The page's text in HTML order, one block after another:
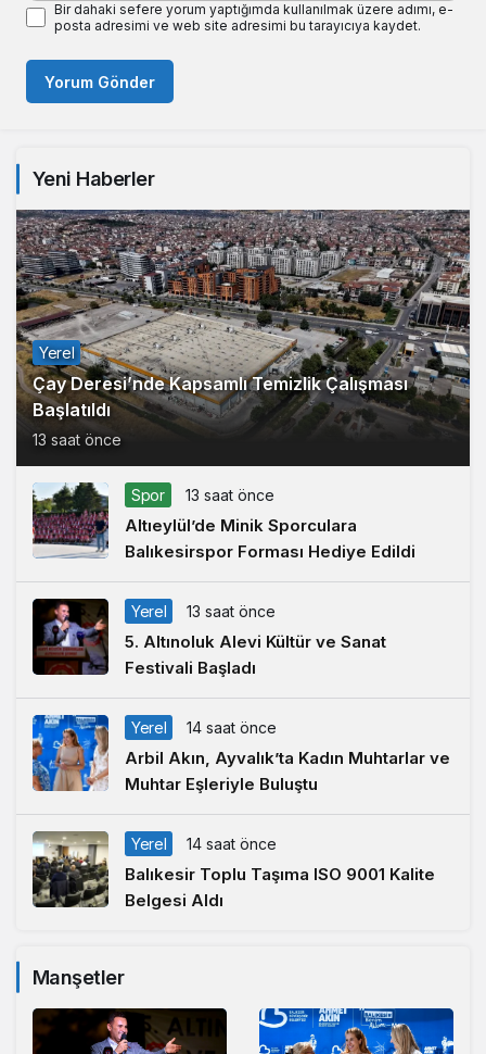
Bir dahaki sefere yorum yaptığımda kullanılmak üzere adımı, e-
posta adresimi ve web site adresimi bu tarayıcıya kaydet.
Yorum Gönder
Yeni Haberler
Yerel
Çay Deresi’nde Kapsamlı Temizlik Çalışması
Başlatıldı
13 saat önce
Spor 13 saat önce
Altıeylül’de Minik Sporculara
Balıkesirspor Forması Hediye Edildi
Yerel 13 saat önce
5. Altınoluk Alevi Kültür ve Sanat
Festivali Başladı
Yerel 14 saat önce
Arbil Akın, Ayvalık’ta Kadın Muhtarlar ve
Muhtar Eşleriyle Buluştu
Yerel 14 saat önce
Balıkesir Toplu Taşıma ISO 9001 Kalite
Belgesi Aldı
Manşetler